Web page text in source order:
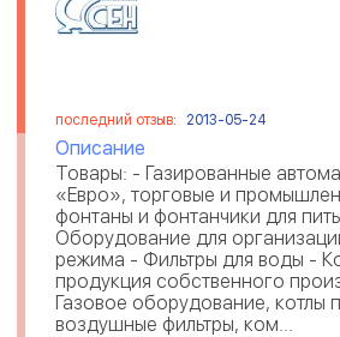
последний отзыв: 2013-05-24
Описание
Товары: - Газированные
«Евро», торговые и
фонтаны и фонтанчики для
Оборудование для
режима - Фильтры для воды -
продукция собственного
Газовое оборудование, котлы
воздушные фильтры, ком...